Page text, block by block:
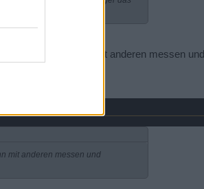
sie sich dann mit anderen messen und
mit anderen messen und